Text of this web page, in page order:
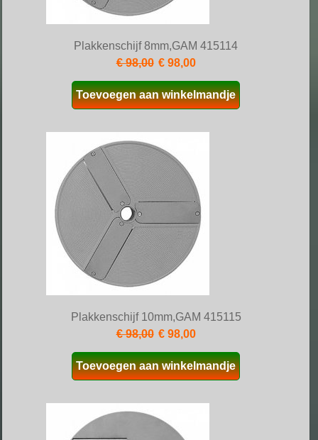
Plakkenschijf 8mm,GAM 415114
€ 98,00 € 98,00
Toevoegen aan winkelmandje
Plakkenschijf 10mm,GAM 415115
€ 98,00 € 98,00
Toevoegen aan winkelmandje